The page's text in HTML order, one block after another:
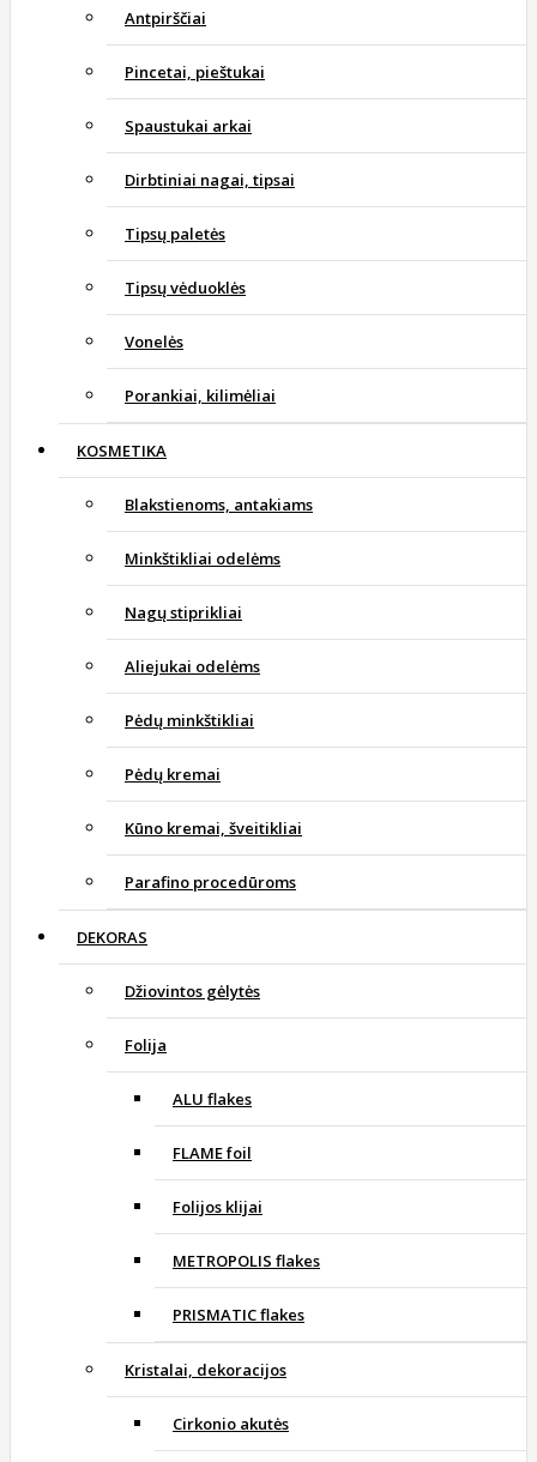
Antpirščiai
Pincetai, pieštukai
Spaustukai arkai
Dirbtiniai nagai, tipsai
Tipsų paletės
Tipsų vėduoklės
Vonelės
Porankiai, kilimėliai
KOSMETIKA
Blakstienoms, antakiams
Minkštikliai odelėms
Nagų stiprikliai
Aliejukai odelėms
Pėdų minkštikliai
Pėdų kremai
Kūno kremai, šveitikliai
Parafino procedūroms
DEKORAS
Džiovintos gėlytės
Folija
ALU flakes
FLAME foil
Folijos klijai
METROPOLIS flakes
PRISMATIC flakes
Kristalai, dekoracijos
Cirkonio akutės